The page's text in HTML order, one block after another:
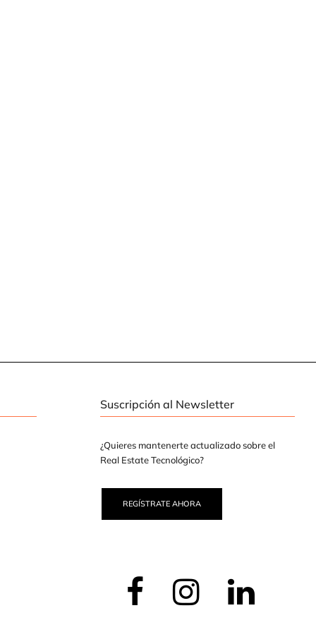
Suscripción al Newsletter
¿Quieres mantenerte actualizado sobre el
Real Estate Tecnológico?
REGÍSTRATE AHORA